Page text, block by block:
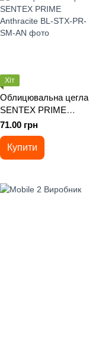
Хіт
Облицювальна цегла
SENTEX PRIME
Anthracite
71.00 грн
Купити